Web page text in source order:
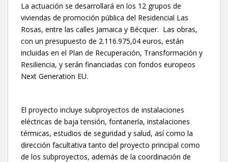
La actuación se desarrollará en los 12 grupos de
viviendas de promoción pública del Residencial Las
Rosas, entre las calles Jamaica y Bécquer. Las obras,
con un presupuesto de 2.116.975,04 euros, están
incluidas en el Plan de Recuperación, Transformación y
Resiliencia, y serán financiadas con fondos europeos
Next Generation EU.
El proyecto incluye subproyectos de instalaciones
eléctricas de baja tensión, fontanería, instalaciones
térmicas, estudios de seguridad y salud, así como la
dirección facultativa tanto del proyecto principal como
de los subproyectos, además de la coordinación de